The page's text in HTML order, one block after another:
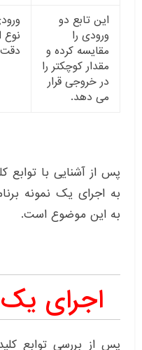
این تابع دو
ورودی را
مقایسه کرده و
مقدار کوچکتر را
در خروجی قرار
می دهد.
نوع
پس از آشنایی با توابع
به اجرای یک نمونه
به این موضوع است.
اجرای یک
پس از بررسی توابع